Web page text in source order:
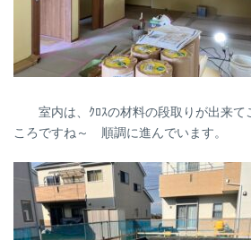
室内は、ｸﾛｽの材料の段取りが出来て
ころですね～ 順調に進んでいます。